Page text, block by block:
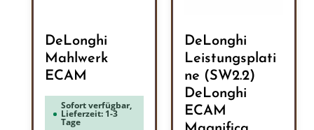
DeLonghi
Mahlwerk
ECAM
Sofort verfügbar,
Lieferzeit: 1-3
Tage
DeLonghi
Leistungsplati
ne (SW2.2)
DeLonghi
ECAM